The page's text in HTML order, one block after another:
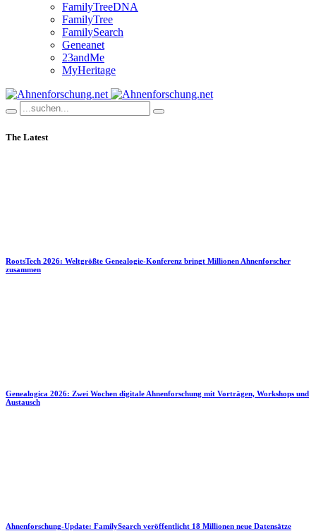
FamilyTreeDNA
FamilyTree
FamilySearch
Geneanet
23andMe
MyHeritage
The Latest
RootsTech 2026: Weltgrößte Genealogie-Konferenz bringt Millionen Ahnenforscher
zusammen
Genealogica 2026: Zwei Wochen digitale Ahnenforschung mit Vorträgen, Workshops und
Austausch
Ahnenforschung-Update: FamilySearch veröffentlicht 18 Millionen neue Datensätze